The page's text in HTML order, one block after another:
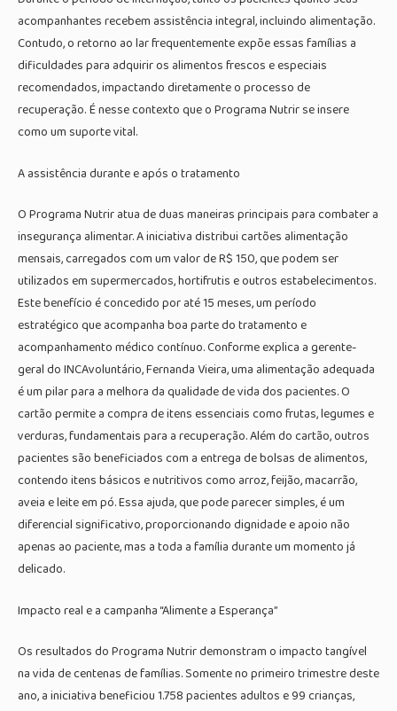
acompanhantes recebem assistência integral, incluindo alimentação.
Contudo, o retorno ao lar frequentemente expõe essas famílias a
dificuldades para adquirir os alimentos frescos e especiais
recomendados, impactando diretamente o processo de
recuperação. É nesse contexto que o Programa Nutrir se insere
como um suporte vital.
A assistência durante e após o tratamento
O Programa Nutrir atua de duas maneiras principais para combater a
insegurança alimentar. A iniciativa distribui cartões alimentação
mensais, carregados com um valor de R$ 150, que podem ser
utilizados em supermercados, hortifrutis e outros estabelecimentos.
Este benefício é concedido por até 15 meses, um período
estratégico que acompanha boa parte do tratamento e
acompanhamento médico contínuo. Conforme explica a gerente-
geral do INCAvoluntário, Fernanda Vieira, uma alimentação adequada
é um pilar para a melhora da qualidade de vida dos pacientes. O
cartão permite a compra de itens essenciais como frutas, legumes e
verduras, fundamentais para a recuperação. Além do cartão, outros
pacientes são beneficiados com a entrega de bolsas de alimentos,
contendo itens básicos e nutritivos como arroz, feijão, macarrão,
aveia e leite em pó. Essa ajuda, que pode parecer simples, é um
diferencial significativo, proporcionando dignidade e apoio não
apenas ao paciente, mas a toda a família durante um momento já
delicado.
Impacto real e a campanha “Alimente a Esperança”
Os resultados do Programa Nutrir demonstram o impacto tangível
na vida de centenas de famílias. Somente no primeiro trimestre deste
ano, a iniciativa beneficiou 1.758 pacientes adultos e 99 crianças,